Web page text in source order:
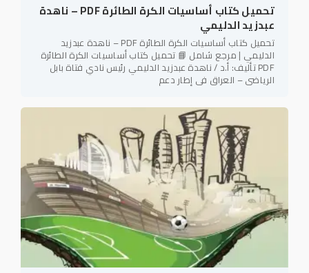
تحميل كتاب أساسيات الكرة الطائرة PDF – ناهدة
عبدزيد الدليمي
تحميل كتاب أساسيات الكرة الطائرة PDF – ناهدة عبدزيد
الدليمي | مرجع شامل 📘 تحميل كتاب أساسيات الكرة الطائرة
PDF تأليف: أ.د / ناهدة عبدزيد الدليمي رئيس نادي فتاة بابل
الرياضي – العراق في إطار دعم